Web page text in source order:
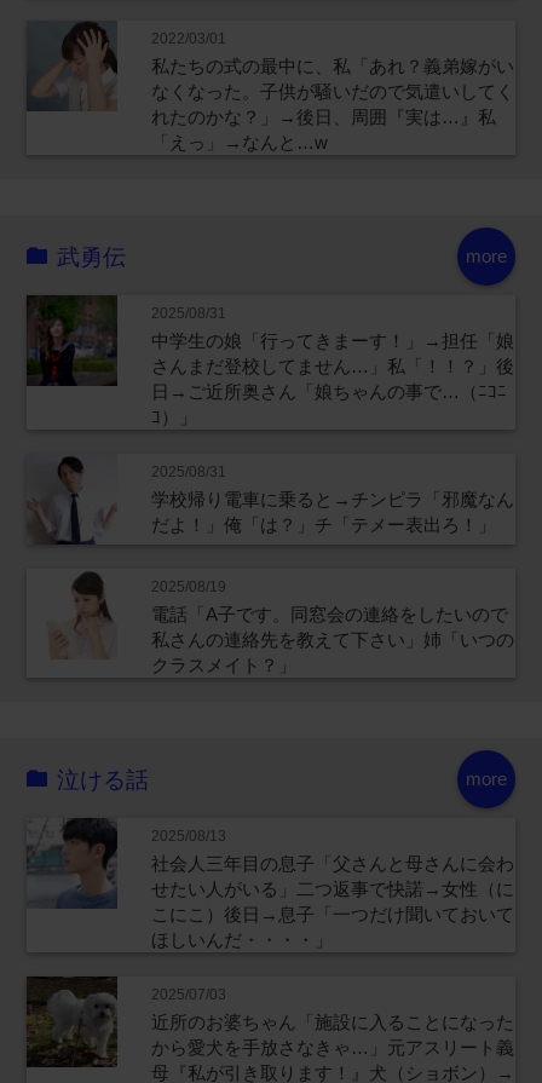
2022/03/01
私たちの式の最中に、私「あれ？義弟嫁がい
なくなった。子供が騒いだので気遣いしてく
れたのかな？」→後日、周囲『実は…』私
「えっ」→なんと…w
more
武勇伝
2025/08/31
中学生の娘「行ってきまーす！」→担任「娘
さんまだ登校してません…」私「！！？」後
日→ご近所奥さん「娘ちゃんの事で…（ﾆｺﾆ
ｺ）」
2025/08/31
学校帰り電車に乗ると→チンピラ「邪魔なん
だよ！」俺「は？」チ「テメー表出ろ！」
2025/08/19
電話「A子です。同窓会の連絡をしたいので
私さんの連絡先を教えて下さい」姉「いつの
クラスメイト？」
more
泣ける話
2025/08/13
社会人三年目の息子「父さんと母さんに会わ
せたい人がいる」二つ返事で快諾→女性（に
こにこ）後日→息子「一つだけ聞いておいて
ほしいんだ・・・・」
2025/07/03
近所のお婆ちゃん「施設に入ることになった
から愛犬を手放さなきゃ…」元アスリート義
母『私が引き取ります！』犬（ショボン）→